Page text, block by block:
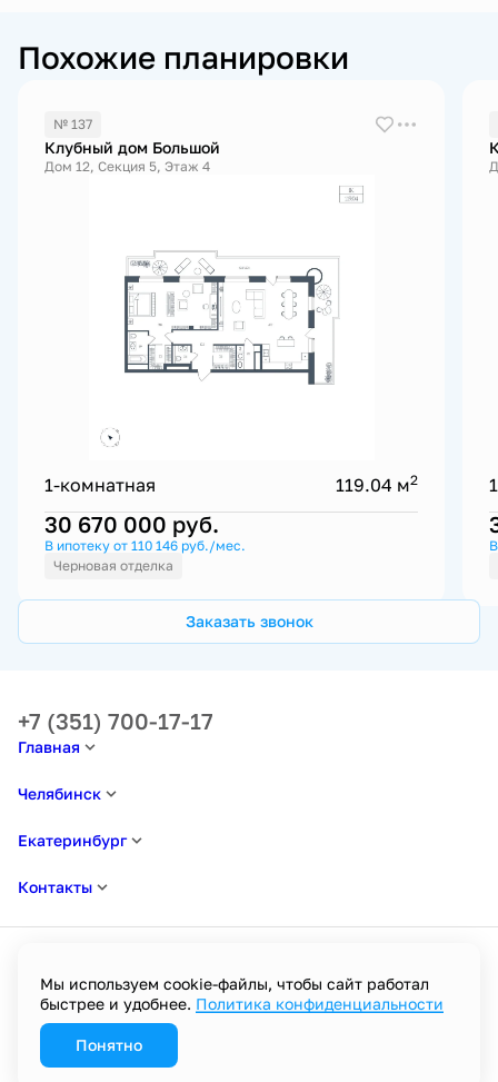
Похожие планировки
№ 137
Клубный дом Большой
Дом 12, Секция 5, Этаж 4
1-комнатная 119.04 м2
30 670 000 руб.
В ипотеку от 110 146 руб./мес.
Черновая отделка
Заказать звонок
Главная
Челябинск
Екатеринбург
Контакты
+7 (351) 700-17-17
Политика в отношении обработки персональных данных
Пользовательское соглашение
Мы используем cookie-файлы, чтобы сайт работал
быстрее и удобнее. Политика конфиденциальности
Понятно